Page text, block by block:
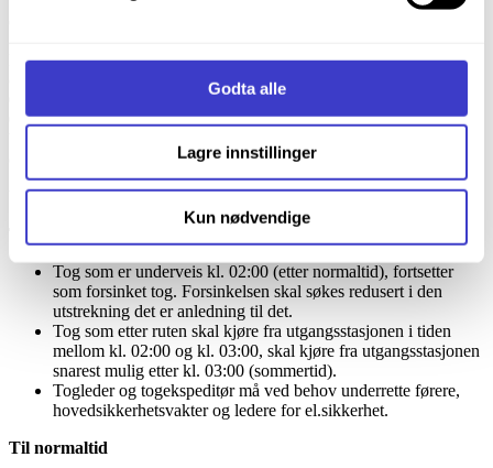
Godta alle
Lagre innstillinger
Kun nødvendige
Nasjonal kalender kunngjør årlige datoer for når sommertid starter
og slutter. Ved angitt dato i mars stilles klokka fram en time fra kl.
02:00 til kl. 03:00, og i oktober stilles klokka tilbake en time fra kl.
03:00 til kl. 02:00. Av de dobbelte timer fra kl. 02:00 til kl. 03:00,
og den andre timen som 2B på tilsvarende måte.
Ved overgangen gjelder følgende for togtrafikken:
Tog som er underveis kl. 02:00 (etter normaltid), fortsetter
som forsinket tog. Forsinkelsen skal søkes redusert i den
utstrekning det er anledning til det.
Tog som etter ruten skal kjøre fra utgangsstasjonen i tiden
mellom kl. 02:00 og kl. 03:00, skal kjøre fra utgangsstasjonen
snarest mulig etter kl. 03:00 (sommertid).
Togleder og togekspeditør må ved behov underrette førere,
hovedsikkerhetsvakter og ledere for el.sikkerhet.
Til normaltid